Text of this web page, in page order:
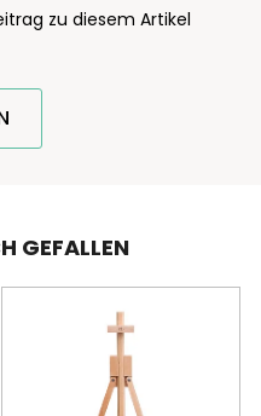
zu diesem Artikel
GEFALLEN